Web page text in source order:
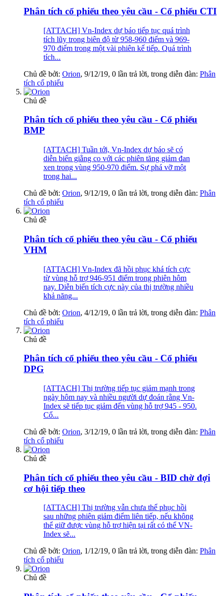
Phân tích cổ phiếu theo yêu cầu - Cổ phiếu CTI
[ATTACH] Vn-Index dự báo tiếp tục quá trình
tích lũy trong biên độ từ 958-960 điểm và 969-
970 điểm trong một vài phiên kế tiếp. Quá trình
tích...
Chủ đề bởi: Orion, 9/12/19, 0 lần trả lời, trong diễn đàn: Phân
tích cổ phiếu
Chủ đề
Phân tích cổ phiếu theo yêu cầu - Cổ phiếu
BMP
[ATTACH] Tuần tới, Vn-Index dự báo sẽ có
diễn biến giằng co với các phiên tăng giảm đan
xen trong vùng 950-970 điểm. Sự phá vỡ một
trong hai...
Chủ đề bởi: Orion, 9/12/19, 0 lần trả lời, trong diễn đàn: Phân
tích cổ phiếu
Chủ đề
Phân tích cổ phiếu theo yêu cầu - Cổ phiếu
VHM
[ATTACH] Vn-Index đã hồi phục khá tích cực
từ vùng hỗ trợ 946-951 điểm trong phiên hôm
nay. Diễn biến tích cực này của thị trường nhiều
khả năng...
Chủ đề bởi: Orion, 4/12/19, 0 lần trả lời, trong diễn đàn: Phân
tích cổ phiếu
Chủ đề
Phân tích cổ phiếu theo yêu cầu - Cổ phiếu
DPG
[ATTACH] Thị trường tiếp tục giảm mạnh trong
ngày hôm nay và nhiều người dự đoán rằng Vn-
Index sẽ tiếp tục giảm đến vùng hỗ trợ 945 - 950.
Cổ...
Chủ đề bởi: Orion, 3/12/19, 0 lần trả lời, trong diễn đàn: Phân
tích cổ phiếu
Chủ đề
Phân tích cổ phiếu theo yêu cầu - BID chờ đợi
cơ hội tiếp theo
[ATTACH] Thị trường vẫn chưa thể phục hồi
sau những phiên giảm điểm liên tiếp, nếu không
thể giữ được vùng hỗ trợ hiện tại rất có thể VN-
Index sẽ...
Chủ đề bởi: Orion, 1/12/19, 0 lần trả lời, trong diễn đàn: Phân
tích cổ phiếu
Chủ đề